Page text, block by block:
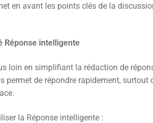
en avant les points clés de la
Réponse intelligente
loin en simplifiant la rédaction de
permet de répondre rapidement,
la Réponse intelligente :